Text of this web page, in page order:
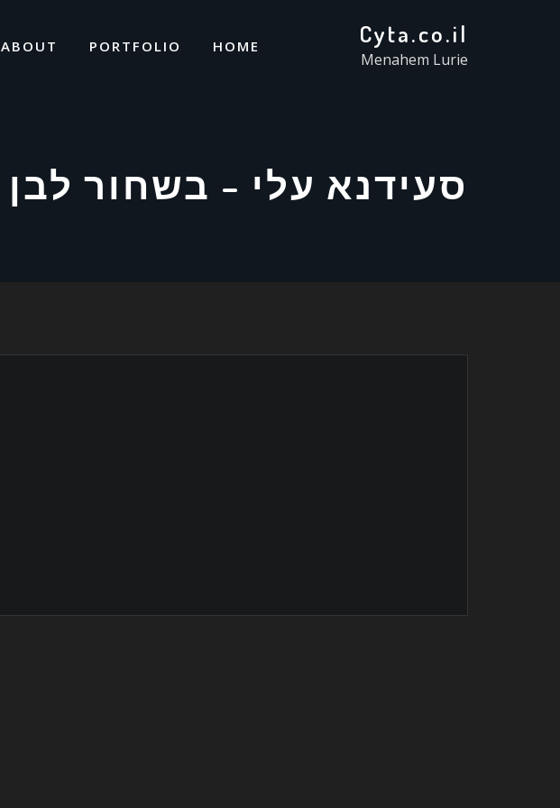
Cyta.co.il
Menahem Lurie
HOME
PORTFOLIO
ABOUT
סעידנא עלי – בשחור לבן